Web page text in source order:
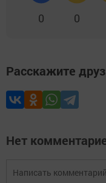
0 0
Расскажите
Нет